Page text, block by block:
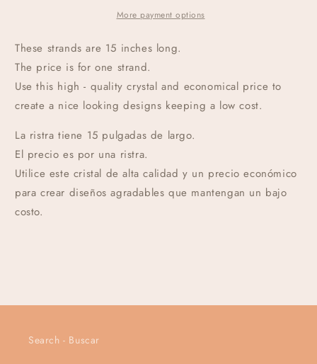
More payment options
These strands are 15 inches long.
The price is for one strand.
Use this high - quality crystal and economical price to
create a nice looking designs keeping a low cost.
La ristra tiene 15 pulgadas de largo.
El precio es por una ristra.
Utilice este cristal de alta calidad y un precio económico
para crear diseños agradables que mantengan un bajo
costo.
Search - Buscar